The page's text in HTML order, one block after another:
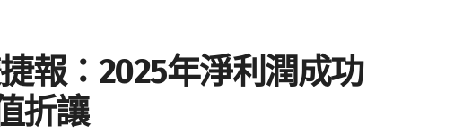
報：2025年淨利潤成功
折讓